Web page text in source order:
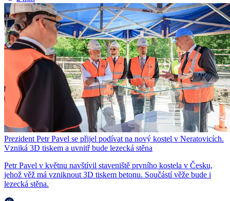
Prezident Petr Pavel se přijel podívat na nový kostel v Neratovicích.
Vzniká 3D tiskem a uvnitř bude lezecká stěna
Petr Pavel v květnu navštívil staveniště prvního kostela v Česku,
jehož věž má vzniknout 3D tiskem betonu. Součástí věže bude i
lezecká stěna.